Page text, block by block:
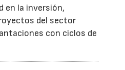
en la inversión,
del sector
con ciclos de